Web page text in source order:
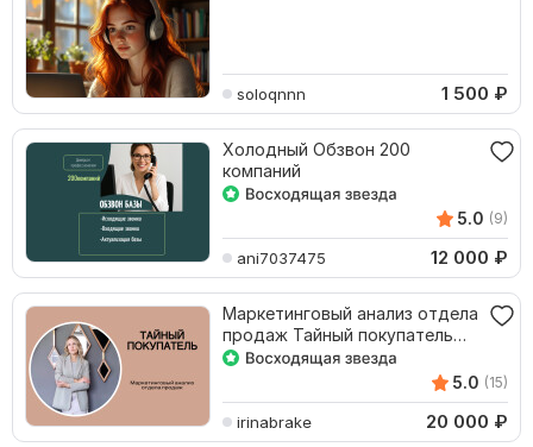
soloqnnn 1 500 ₽
Холодный Обзвон 200
компаний
5.0 (9)
ani7037475 12 000 ₽
Маркетинговый анализ отдела
продаж Тайный покупатель
онлайн
5.0 (15)
irinabrake 20 000 ₽